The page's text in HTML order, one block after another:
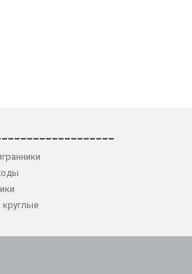
круглые